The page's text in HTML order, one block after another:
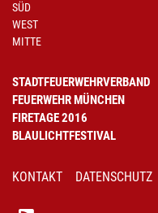
SÜD
WEST
MITTE
STADTFEUERWEHRVERBAND
FEUERWEHR MÜNCHEN
FIRETAGE 2016
BLAULICHTFESTIVAL
KONTAKT DATENSCHUTZ